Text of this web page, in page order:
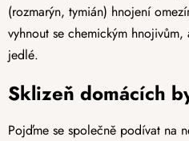
(rozmarýn, tymián) hnojení
vyhnout se chemickým
jedlé.
Sklizeň domácích
Pojďme se společně podívat na